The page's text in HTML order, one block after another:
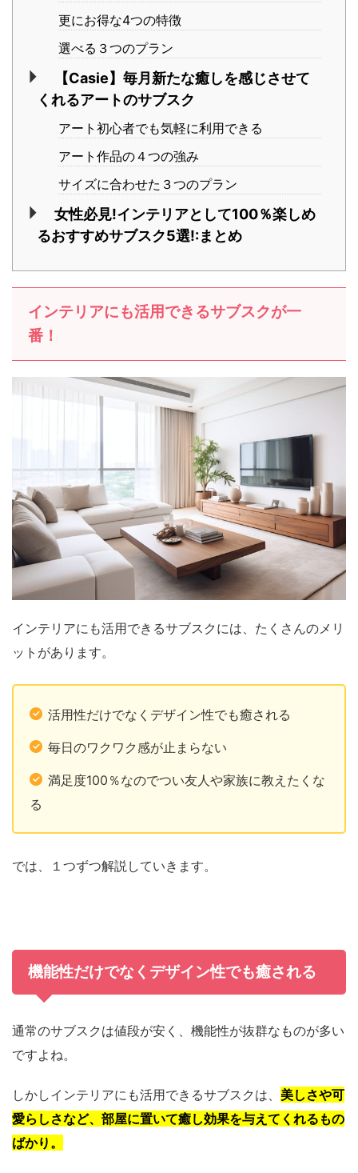
更にお得な4つの特徴
選べる３つのプラン
【Casie】毎月新たな癒しを感じさせて
くれるアートのサブスク
アート初心者でも気軽に利用できる
アート作品の４つの強み
サイズに合わせた３つのプラン
女性必見!インテリアとして100％楽しめ
るおすすめサブスク5選!:まとめ
インテリアにも活用できるサブスクが一
番！
インテリアにも活用できるサブスクには、たくさんのメリ
ットがあります。
活用性だけでなくデザイン性でも癒される
毎日のワクワク感が止まらない
満足度100％なのでつい友人や家族に教えたくな
る
では、１つずつ解説していきます。
機能性だけでなくデザイン性でも癒される
通常のサブスクは値段が安く、機能性が抜群なものが多い
ですよね。
しかしインテリアにも活用できるサブスクは、 美しさや可
愛らしさなど、部屋に置いて癒し効果を与えてくれるもの
ばかり。